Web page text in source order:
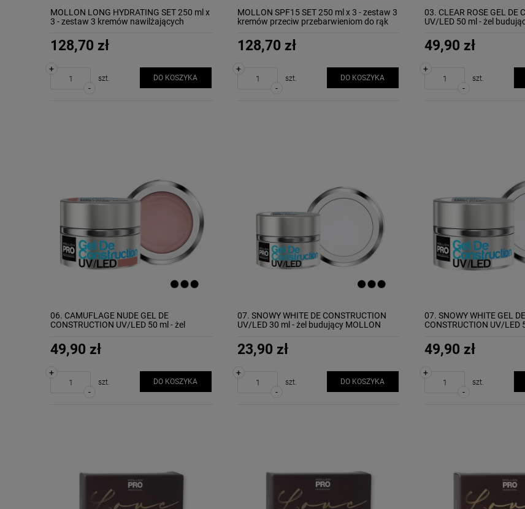
MOLLON LONG HYDRATING SET 250 ml x
3 - zestaw 3 kremów nawilżających
128,70 zł
-
+
szt. DO KOSZYKA
MOLLON SPF15 SET 250 ml x 3 - zestaw 3
kremów przeciw przebarwieniom do rąk
128,70 zł
-
+
szt. DO KOSZYKA
03. CLEAR ROSE GEL DE
UV/LED 50 ml - żel
49,90 zł
-
+
szt.
06. CAMUFLAGE NUDE GEL DE
CONSTRUCTION UV/LED 50 ml - żel
49,90 zł
-
+
szt. DO KOSZYKA
07. SNOWY WHITE DE CONSTRUCTION
UV/LED 30 ml - żel budujący MOLLON
23,90 zł
-
+
szt. DO KOSZYKA
07. SNOWY WHITE GEL DE
CONSTRUCTION UV/LED
49,90 zł
-
+
szt.